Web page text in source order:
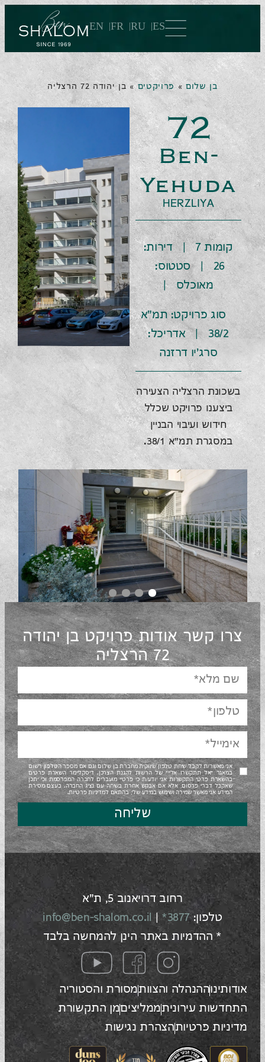
ES
RU
FR
EN
בן שלום »פרויקטים» בן יהודה 72 הרצליה
72
Ben-
Yehuda
HERZLIYA
קומות 7 | דירות:
26 | סטטוס:
מאוכלס |
סוג פרויקט: תמ"א
38/2 | אדריכל:
סרג'יו דרזנה
בשכונת הרצליה הצעירה
ביצענו פרויקט שכלל
חידוש ועיבוי הבניין
במסגרת תמ"א 38/1.
צרו קשר אודות פרויקט בן יהודה
72 הרצליה
אני מאשר/ת לקבל שיחת טלפון שיווקית מחברת בן שלום וגם אם מספר הטלפון רשום
במאגר "אל תתקשרו אליי" של הרשות להגנת הצרכן. דיסקליימר השארת פרטים
בהשארת פרטי התקשרות אני יודע/ת כי פרטיי מועברים לחברה המפרסמת וכי יתכן
שאקבל דברי פרסום, אלא אם אבקש אחרת בשיחה עם נציג החברה. בעצם מסירת
המידע אני מאשר שמירה ושימוש במידע שלי, בהתאם למדיניות פרטיות.
שליחה
רחוב דרויאנוב 5, ת"א
טלפון:3877*
|
info@ben-shalom.co.il
* ההדמיות באתר הינן להמחשה בלבד
אודותינוההנהלה והצוותמסורת והסטוריה
התחדשות עירוניתממליציםמן התקשורת
מדיניות פרטיותהצהרת נגישות